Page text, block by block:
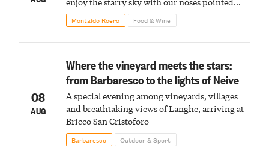
upward
Montaldo Roero Food & Wine
08
AUG
Where the vineyard meets the stars:
from Barbaresco to the lights of Neive
A special evening among vineyards, villages
and breathtaking views of Langhe, arriving at
Bricco San Cristoforo
Barbaresco Outdoor & Sport